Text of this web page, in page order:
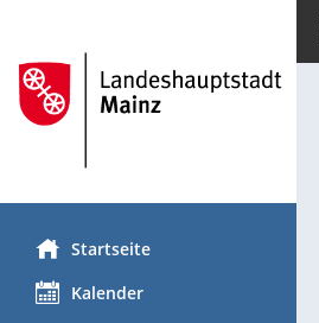
Startseite
Kalender